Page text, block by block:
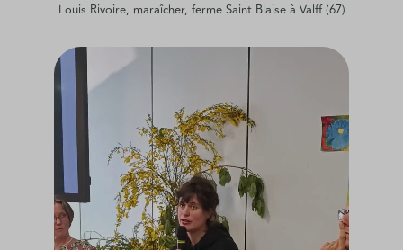
Louis Rivoire, maraîcher, ferme Saint Blaise à Valff (67)